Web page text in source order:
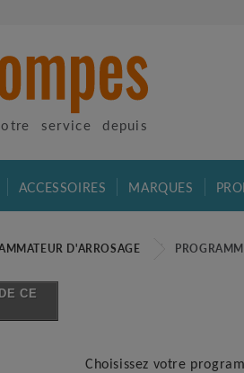
service depuis
ACCESSOIRES MARQUES
D'ARROSAGE
CE
Choisissez votre